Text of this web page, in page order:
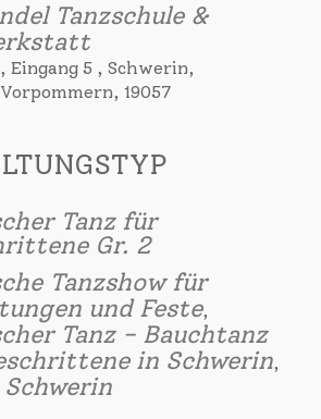
Tanzschule &
Eingang 5 , Schwerin,
19057
Tanz für
Gr. 2
Tanzshow für
und Feste,
Tanz - Bauchtanz
in Schwerin,
Schwerin